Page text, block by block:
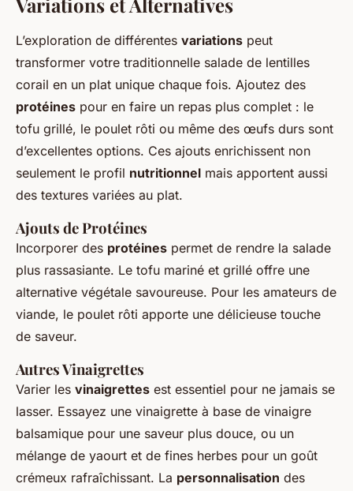
L’exploration de différentes variations peut
transformer votre traditionnelle salade de lentilles
corail en un plat unique chaque fois. Ajoutez des
protéines pour en faire un repas plus complet : le
tofu grillé, le poulet rôti ou même des œufs durs sont
d’excellentes options. Ces ajouts enrichissent non
seulement le profil nutritionnel mais apportent aussi
des textures variées au plat.
Ajouts de Protéines
Incorporer des protéines permet de rendre la salade
plus rassasiante. Le tofu mariné et grillé offre une
alternative végétale savoureuse. Pour les amateurs de
viande, le poulet rôti apporte une délicieuse touche
de saveur.
Autres Vinaigrettes
Varier les vinaigrettes est essentiel pour ne jamais se
lasser. Essayez une vinaigrette à base de vinaigre
balsamique pour une saveur plus douce, ou un
mélange de yaourt et de fines herbes pour un goût
crémeux rafraîchissant. La personnalisation des